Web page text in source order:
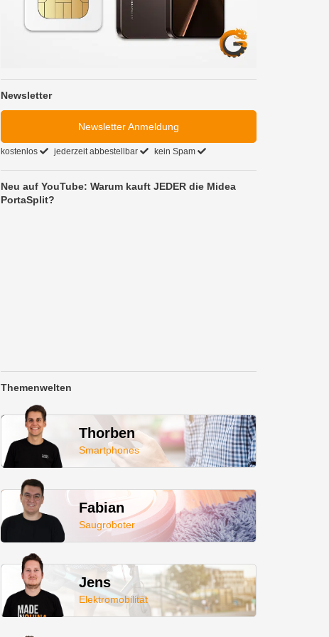
Newsletter
Newsletter Anmeldung
kostenlos jederzeit abbestellbar kein Spam
Neu auf YouTube: Warum kauft JEDER die Midea
PortaSplit?
Themenwelten
Thorben
Smartphones
Fabian
Saugroboter
Jens
Elektromobilität